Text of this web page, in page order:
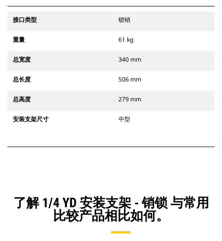
接口类型 锁销
重量 61 kg
总宽度 340 mm
总长度 506 mm
总高度 279 mm
安装支架尺寸 中型
了解 1/4 YD 安装支架 - 销锁 与常用
比较产品相比如何。